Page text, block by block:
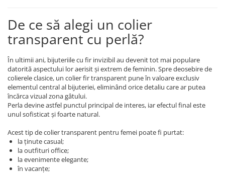
COLIERE CU PERLE
Coliere cu Perle Naturale
Coliere cu Perle Preciosa
COLIERE ȘNUR REGLABIL
Coliere cu Inimioare
Coliere cu Cruce
Coliere cu Stea
Coliere cu Soare
Coliere cu Semilună
Coliere cu Zodii
Coliere cu Flori
Coliere cu Animale
De ce să alegi un colier
transparent cu perlă?
În ultimii ani, bijuteriile cu fir invizibil au devenit tot mai populare
datorită aspectului lor aerisit și extrem de feminin. Spre deosebire de
colierele clasice, un colier fir transparent pune în valoare exclusiv
elementul central al bijuteriei, eliminând orice detaliu care ar putea
încărca vizual zona gâtului.
Perla devine astfel punctul principal de interes, iar efectul final este
unul sofisticat și foarte natural.
Acest tip de colier transparent pentru femei poate fi purtat:
la ținute casual;
la outfituri office;
la evenimente elegante;
în vacanțe;